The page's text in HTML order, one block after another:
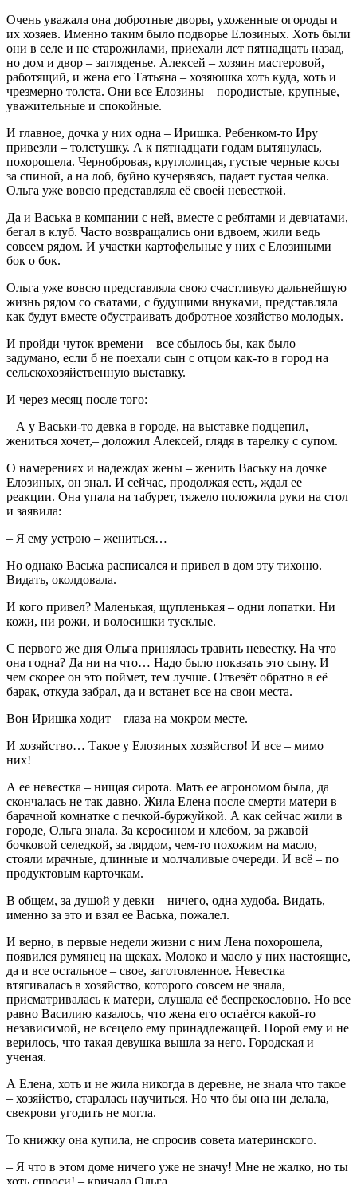
Очень уважала она добротные дворы, ухоженные огороды и
их хозяев. Именно таким было подворье Елозиных. Хоть были
они в селе и не старожилами, приехали лет пятнадцать назад,
но дом и двор – загляденье. Алексей – хозяин мастеровой,
работящий, и жена его Татьяна – хозяюшка хоть куда, хоть и
чрезмерно толста. Они все Елозины – породистые, крупные,
уважительные и спокойные.
И главное, дочка у них одна – Иришка. Ребенком-то Иру
привезли – толстушку. А к пятнадцати годам вытянулась,
похорошела. Чернобровая, круглолицая, густые черные косы
за спиной, а на лоб, буйно кучерявясь, падает густая челка.
Ольга уже вовсю представляла её своей невесткой.
Да и Васька в компании с ней, вместе с ребятами и девчатами,
бегал в клуб. Часто возвращались они вдвоем, жили ведь
совсем рядом. И участки картофельные у них с Елозиными
бок о бок.
Ольга уже вовсю представляла свою счастливую дальнейшую
жизнь рядом со сватами, с будущими внуками, представляла
как будут вместе обустраивать добротное хозяйство молодых.
И пройди чуток времени – все сбылось бы, как было
задумано, если б не поехали сын с отцом как-то в город на
сельскохозяйственную выставку.
И через месяц после того:
– А у Васьки-то девка в городе, на выставке подцепил,
жениться хочет,– доложил Алексей, глядя в тарелку с супом.
О намерениях и надеждах жены – женить Ваську на дочке
Елозиных, он знал. И сейчас, продолжая есть, ждал ее
реакции. Она упала на табурет, тяжело положила руки на стол
и заявила:
– Я ему устрою – жениться…
Но однако Васька расписался и привел в дом эту тихоню.
Видать, околдовала.
И кого привел? Маленькая, щупленькая – одни лопатки. Ни
кожи, ни рожи, и волосишки тусклые.
С первого же дня Ольга принялась травить невестку. На что
она годна? Да ни на что… Надо было показать это сыну. И
чем скорее он это поймет, тем лучше. Отвезёт обратно в её
барак, откуда забрал, да и встанет все на свои места.
Вон Иришка ходит – глаза на мокром месте.
И хозяйство… Такое у Елозиных хозяйство! И все – мимо
них!
А ее невестка – нищая сирота. Мать ее агрономом была, да
скончалась не так давно. Жила Елена после смерти матери в
барачной комнатке с печкой-буржуйкой. А как сейчас жили в
городе, Ольга знала. За керосином и хлебом, за ржавой
бочковой селедкой, за лярдом, чем-то похожим на масло,
стояли мрачные, длинные и молчаливые очереди. И всё – по
продуктовым карточкам.
В общем, за душой у девки – ничего, одна худоба. Видать,
именно за это и взял ее Васька, пожалел.
И верно, в первые недели жизни с ним Лена похорошела,
появился румянец на щеках. Молоко и масло у них настоящие,
да и все остальное – свое, заготовленное. Невестка
втягивалась в хозяйство, которого совсем не знала,
присматривалась к матери, слушала её беспрекословно. Но все
равно Василию казалось, что жена его остаётся какой-то
независимой, не всецело ему принадлежащей. Порой ему и не
верилось, что такая девушка вышла за него. Городская и
ученая.
А Елена, хоть и не жила никогда в деревне, не знала что такое
– хозяйство, старалась научиться. Но что бы она ни делала,
свекрови угодить не могла.
То книжку она купила, не спросив совета материнского.
– Я что в этом доме ничего уже не значу! Мне не жалко, но ты
хоть спроси! – кричала Ольга.